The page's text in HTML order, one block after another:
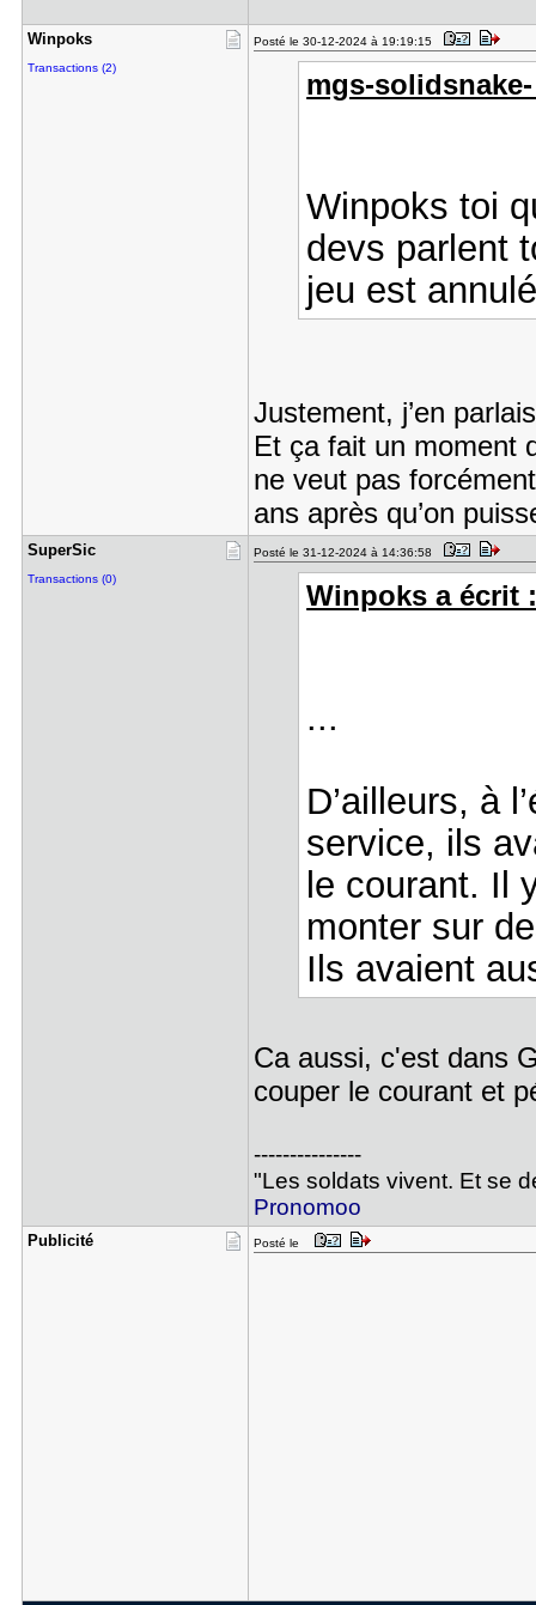
Winpoks
Transactions (2)
Posté le 30-12-2024 à 19:19:15
mgs-
Winpoks toi
devs parlent
jeu est
Justement, j’en
Et ça fait un moment
ne veut pas
ans après qu’on
SuperSic
Transactions (0)
Posté le 31-12-2024 à 14:36:58
Winpoks a écrit
...
D’ailleurs, à
service, ils
le courant. Il
monter sur
Ils avaient
Ca aussi, c'est dans
couper le courant et
---------------
"Les soldats vivent. Et se
Pronomoo
Publicité Posté le